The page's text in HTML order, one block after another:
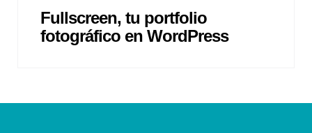
Fullscreen, tu portfolio
fotográfico en WordPress